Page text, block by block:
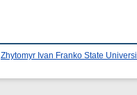
Zhytomyr Ivan Franko State